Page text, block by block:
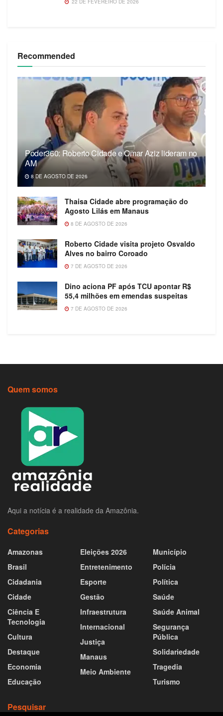
Recommended
Poder360: Roberto Cidade e Omar Aziz lideram no
AM
8 DE AGOSTO DE 2026
Thaisa Cidade abre programação do
Agosto Lilás em Manaus
8 DE AGOSTO DE 2026
Roberto Cidade visita projeto Osvaldo
Alves no bairro Coroado
7 DE AGOSTO DE 2026
Dino aciona PF após TCU apontar R$
55,4 milhões em emendas suspeitas
7 DE AGOSTO DE 2026
Quem somos
Aqui a notícia é a realidade da Amazônia.
Categorias
Amazonas
Brasil
Cidadania
Cidade
Ciência E
Tecnologia
Cultura
Destaque
Economia
Educação
Eleições 2026
Entretenimento
Esporte
Gestão
Infraestrutura
Internacional
Justiça
Manaus
Meio Ambiente
Município
Polícia
Política
Saúde
Saúde Animal
Segurança
Pública
Solidariedade
Tragedia
Turismo
Pesquisar